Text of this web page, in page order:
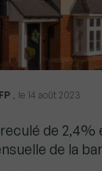
, le 14 août 2023
de
de la